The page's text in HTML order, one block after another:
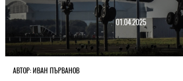
01.04.2025
АВТОР: ИВАН ПЪРВАНОВ